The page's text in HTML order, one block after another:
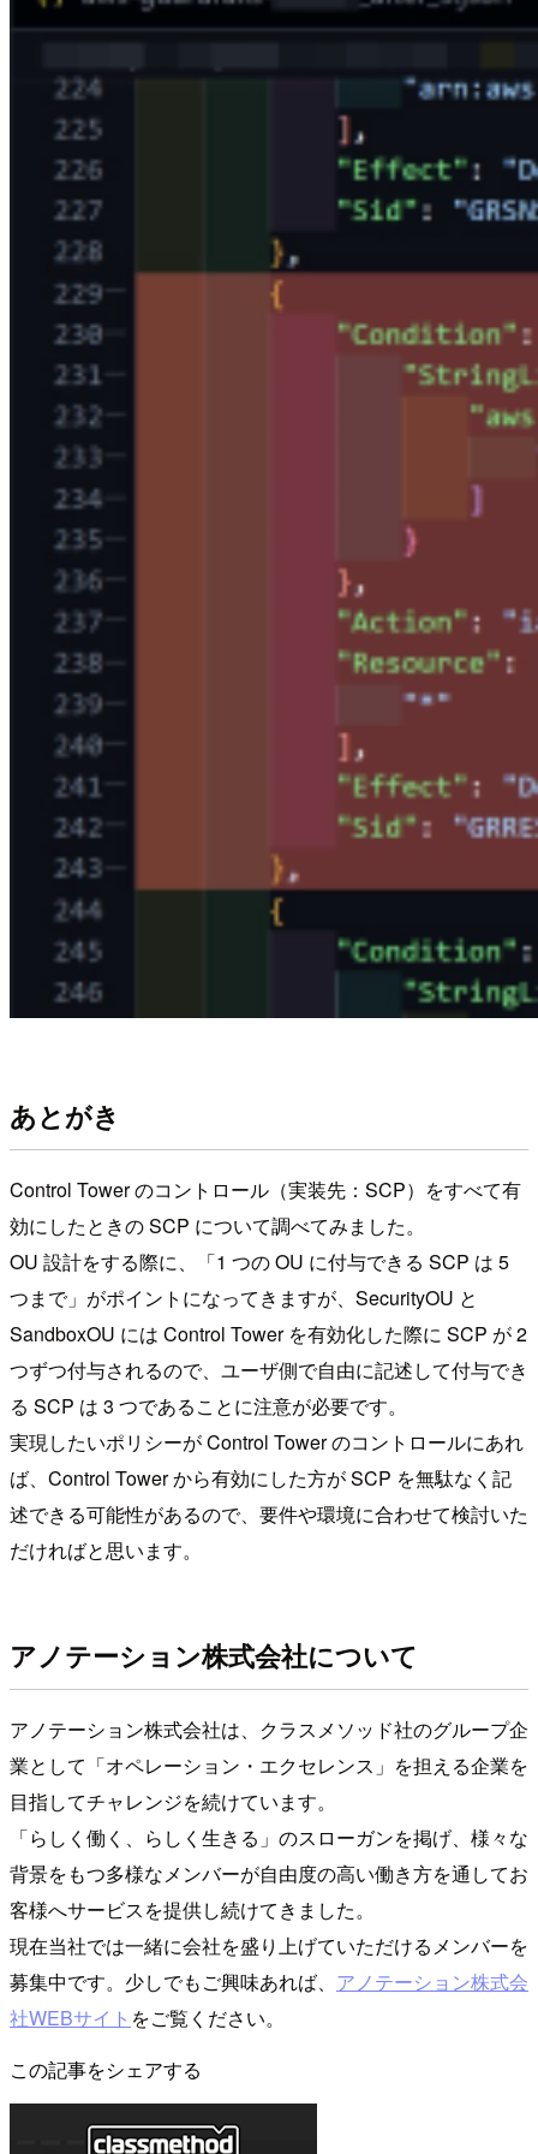
あとがき
Control Tower のコントロール（実装先：SCP）をすべて有
効にしたときの SCP について調べてみました。
OU 設計をする際に、「1 つの OU に付与できる SCP は 5
つまで」がポイントになってきますが、SecurityOU と
SandboxOU には Control Tower を有効化した際に SCP が 2
つずつ付与されるので、ユーザ側で自由に記述して付与でき
る SCP は 3 つであることに注意が必要です。
実現したいポリシーが Control Tower のコントロールにあれ
ば、Control Tower から有効にした方が SCP を無駄なく記
述できる可能性があるので、要件や環境に合わせて検討いた
だければと思います。
アノテーション株式会社について
アノテーション株式会社は、クラスメソッド社のグループ企
業として「オペレーション・エクセレンス」を担える企業を
目指してチャレンジを続けています。
「らしく働く、らしく生きる」のスローガンを掲げ、様々な
背景をもつ多様なメンバーが自由度の高い働き方を通してお
客様へサービスを提供し続けてきました。
現在当社では一緒に会社を盛り上げていただけるメンバーを
募集中です。少しでもご興味あれば、 アノテーション株式会
社WEBサイト をご覧ください。
この記事をシェアする